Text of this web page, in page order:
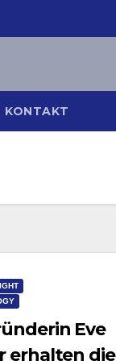
KONTAKT
Eve
erhalten die